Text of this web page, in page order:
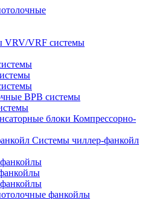
VRV/VRF системы
ВРВ системы
Компрессорно-
Системы чиллер-фанкойл
фанкойлы